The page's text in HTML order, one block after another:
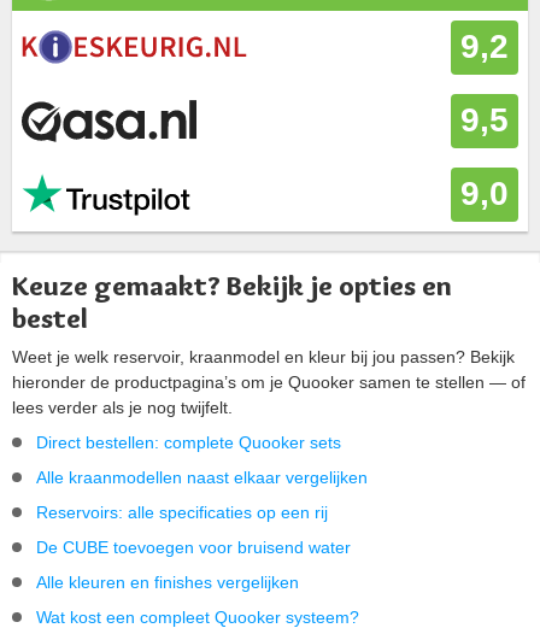
9,2
9,5
9,0
Keuze gemaakt? Bekijk je opties en
bestel
Weet je welk reservoir, kraanmodel en kleur bij jou passen? Bekijk
hieronder de productpagina’s om je Quooker samen te stellen — of
lees verder als je nog twijfelt.
Direct bestellen: complete Quooker sets
Alle kraanmodellen naast elkaar vergelijken
Reservoirs: alle specificaties op een rij
De CUBE toevoegen voor bruisend water
Alle kleuren en finishes vergelijken
Wat kost een compleet Quooker systeem?